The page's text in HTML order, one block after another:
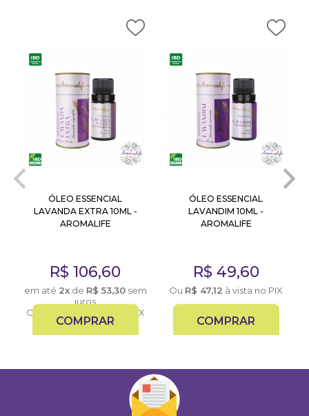
ÓLEO ESSENCIAL
LAVANDA EXTRA 10ML -
AROMALIFE
R$106,60
em até 2xde R$ 53,30sem
juros
Ou
à vista no PIX
COMPRAR
ÓLEO ESSENCIAL
LAVANDIM 10ML -
AROMALIFE
R$ 49,60
Ou R$ 47,12 à vista no PIX
COMPRAR